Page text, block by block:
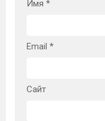
Имя *
Email *
Сайт